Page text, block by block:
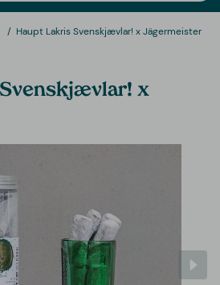
Haupt Lakris Svenskjævlar! x Jägermeister
x